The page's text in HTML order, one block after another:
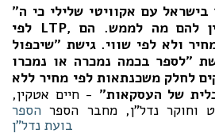
"הבנקים בישראל עם אקוויטי שלילי כי ה - LTV חושב
לפי LTP, אין להם בטוחות ואין להם מה לממש. הם
ולא לפי שווי. גישת "שיכפול
"לספר בכמה נמכרה או נמכרו
לחלק משכנתאות לפי מחיר ללא
של העסקאות" - חיים אטקין,
וחוקר נדל"ן, מחבר הספר הספר
בועת נדל"ן